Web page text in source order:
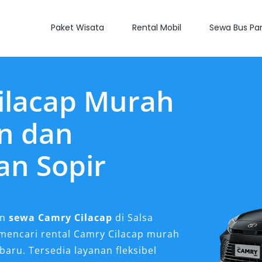
Paket Wisata Rental Mobil Sewa Bus
Murah
dan
Sopir
sewa Camry Cilacap di Salsa
rental Camry Cilacap murah
Tersedia layanan fleksibel